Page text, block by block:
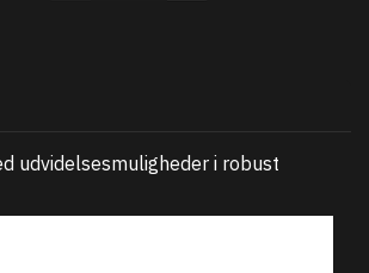
udvidelsesmuligheder i robust